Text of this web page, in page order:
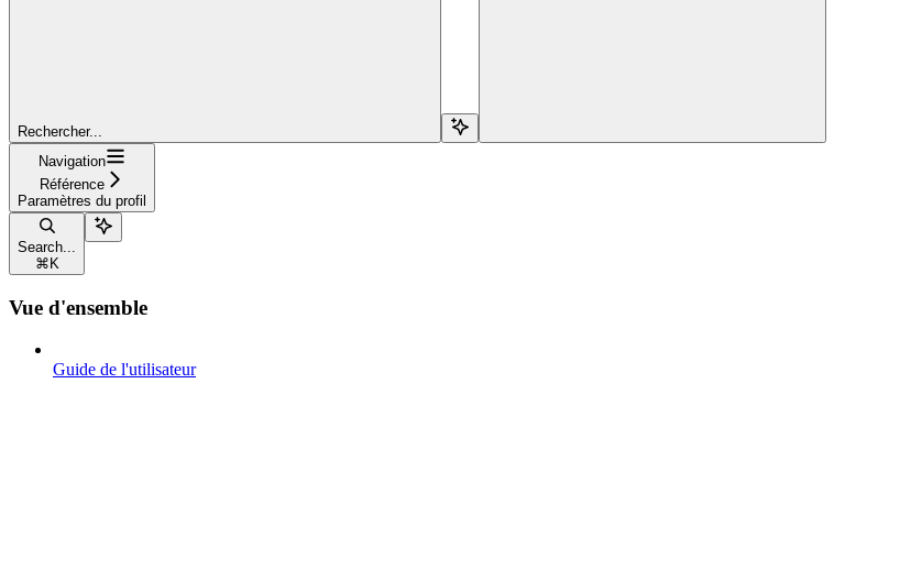
Rechercher...
Navigation
Référence
Paramètres du profil
Search...
⌘ K
Vue d'ensemble
Guide de l'utilisateur